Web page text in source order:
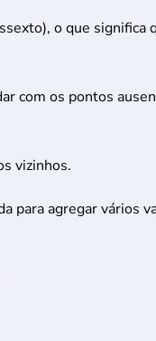
o que significa
com os pontos
vizinhos.
para agregar vários